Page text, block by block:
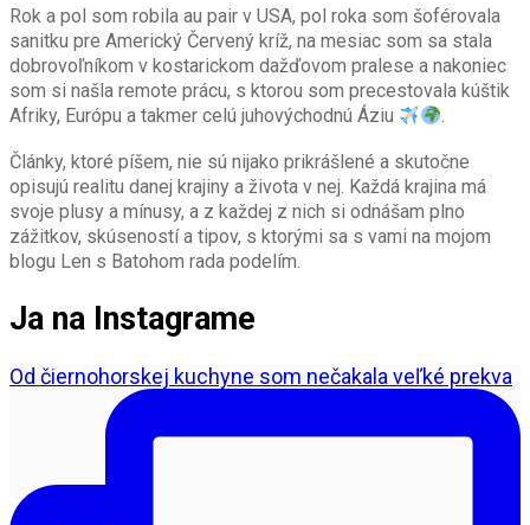
Rok a pol som robila au pair v USA, pol roka som šoférovala
sanitku pre Americký Červený kríž, na mesiac som sa stala
dobrovoľníkom v kostarickom dažďovom pralese a nakoniec
som si našla remote prácu, s ktorou som precestovala kúštik
Afriky, Európu a takmer celú juhovýchodnú Áziu
.
Články, ktoré píšem, nie sú nijako prikrášlené a skutočne
opisujú realitu danej krajiny a života v nej. Každá krajina má
svoje plusy a mínusy, a z každej z nich si odnášam plno
zážitkov, skúseností a tipov, s ktorými sa s vami na mojom
blogu Len s Batohom rada podelím.
Ja na Instagrame
Od čiernohorskej kuchyne som nečakala veľké prekva